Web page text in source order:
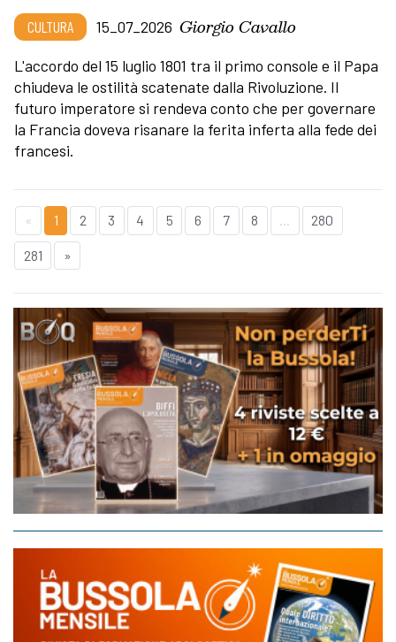
CULTURA 15_07_2026 Giorgio Cavallo
L'accordo del 15 luglio 1801 tra il primo console e il Papa
chiudeva le ostilità scatenate dalla Rivoluzione. Il
futuro imperatore si rendeva conto che per governare
la Francia doveva risanare la ferita inferta alla fede dei
francesi.
« 1 2 3 4 5 6 7 8 ... 280
281 »